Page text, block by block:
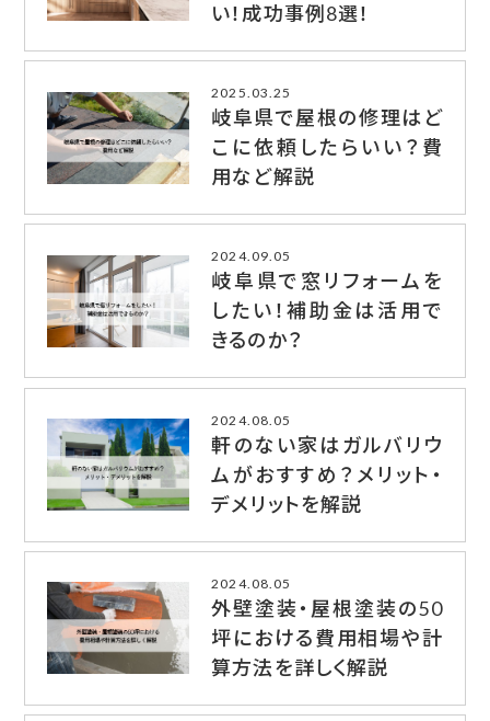
い！成功事例8選！
2025.03.25
岐阜県で屋根の修理はど
こに依頼したらいい？費
用など解説
2024.09.05
岐阜県で窓リフォームを
したい！補助金は活用で
きるのか？
2024.08.05
軒のない家はガルバリウ
ムがおすすめ？メリット・
デメリットを解説
2024.08.05
外壁塗装・屋根塗装の50
坪における費用相場や計
算方法を詳しく解説